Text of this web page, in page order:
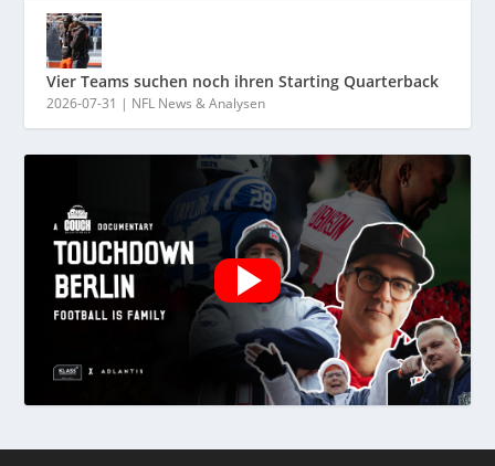
Vier Teams suchen noch ihren Starting Quarterback
2026-07-31 | NFL News & Analysen